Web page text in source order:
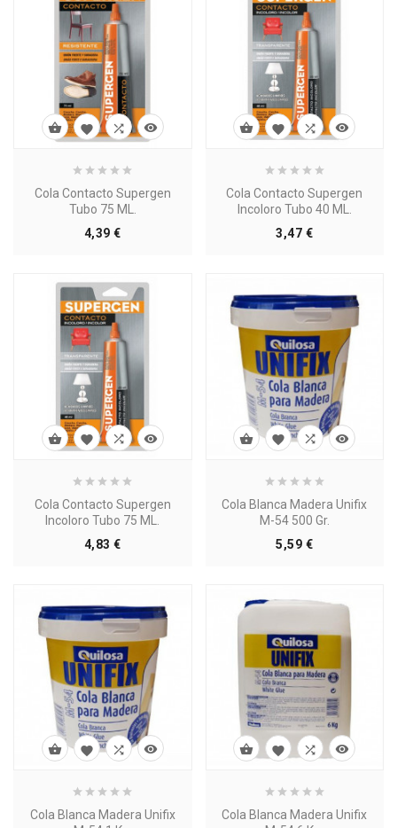
Cola Contacto Supergen
Tubo 75 ML.
4,39 €Precio
   
Cola Contacto Supergen
Incoloro Tubo 40 ML.
3,47 €Precio
   
Cola Contacto Supergen
Incoloro Tubo 75 ML.
4,83 €Precio
   
Cola Blanca Madera Unifix
M-54 500 Gr.
5,59 €Precio
   
Cola Blanca Madera Unifix
   
Cola Blanca Madera Unifix
   